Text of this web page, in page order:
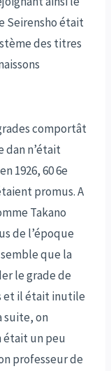
Seirensho était
des titres
comportât
dan n’était
1926, 60 6e
promus. A
Takano
de l’époque
que la
le grade de
et il était inutile
suite, on
était un peu
professeur de